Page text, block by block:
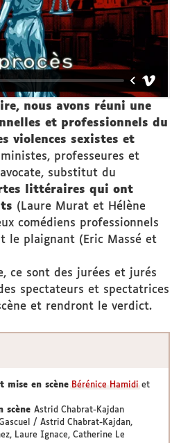
nous avons réuni une
et professionnels du
violences sexistes et
professeures et
substitut du
littéraires qui ont
(Laure Murat et Hélène
comédiens professionnels
le plaignant (Eric Massé et
ce sont des jurées et jurés
spectateurs et spectatrices
et rendront le verdict.
mise en scène Bérénice Hamidi et
scène Astrid Chabrat-Kajdan
/ Astrid Chabrat-Kajdan,
Laure Ignace, Catherine Le